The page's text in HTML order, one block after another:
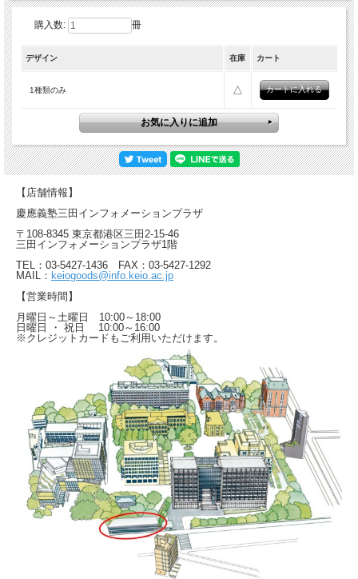
購入数: 冊
デザイン 在庫 カート
1種類のみ △
【店舗情報】
慶應義塾三田インフォメーションプラザ
〒108-8345 東京都港区三田2-15-46
三田インフォメーションプラザ1階
TEL：03-5427-1436 FAX：03-5427-1292
MAIL： keiogoods@info.keio.ac.jp
【営業時間】
月曜日～土曜日 10:00～18:00
日曜日 ・ 祝日 10:00～16:00
※クレジットカードもご利用いただけます。